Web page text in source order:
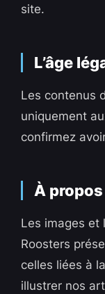
site.
L’âge
Les contenus
uniquement
confirmez
À
Les images et
Roosters
celles liées à
illustrer nos